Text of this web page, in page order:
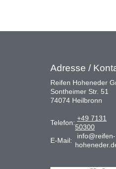
Adresse /
Reifen Hoheneder
Sontheimer Str. 51
74074 Heilbronn
Telefon:
+49 7131
50300
E-Mail:
info@reifen-